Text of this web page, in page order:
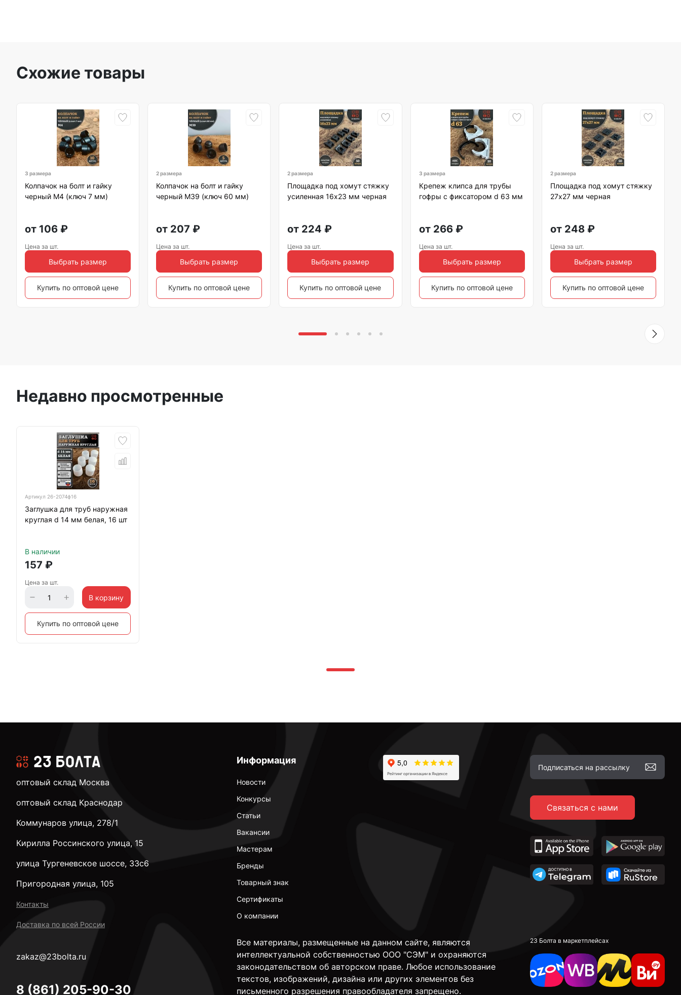
Схожие товары
3 размера
Колпачок на болт и гайку
черный M4 (ключ 7 мм)
от 106 ₽
Цена за шт.
Выбрать размер
Купить по оптовой цене
2 размера
Колпачок на болт и гайку
черный M39 (ключ 60 мм)
от 207 ₽
Цена за шт.
Выбрать размер
Купить по оптовой цене
2 размера
Площадка под хомут стяжку
усиленная 16х23 мм черная
от 224 ₽
Цена за шт.
Выбрать размер
Купить по оптовой цене
3 размера
Крепеж клипса для трубы
гофры с фиксатором d 63 мм
от 266₽
Цена за шт.
Выбрать размер
Купить по оптовой цене
2 размера
Площадка под хомут стяжку
27х27 мм черная
от 248₽
Цена за шт.
Выбрать размер
Купить по оптовой цене
Недавно просмотренные
Артикул 26-2074ф16
Заглушка для труб наружная
круглая d 14 мм белая, 16 шт
В наличии
157 ₽
Цена за шт.
В корзину
Купить по оптовой цене
Информация
Новости
Конкурсы
Статьи
Вакансии
Мастерам
Бренды
Товарный знак
Сертификаты
О компании
Связаться с нами
Все материалы, размещенные на данном сайте, являются
интеллектуальной собственностью ООО "СЭМ" и охраняются
законодательством об авторском праве. Любое использование
текстов, изображений, дизайна или других элементов без
письменного разрешения правообладателя запрещено.
23 Болта в маркетплейсах
оптовый склад Москва
оптовый склад Краснодар
Коммунаров улица, 278/1
Кирилла Россинского улица, 15
улица Тургеневское шоссе, 33с6
Пригородная улица, 105
Контакты
Доставка по всей России
zakaz@23bolta.ru
8 (861) 205-90-30